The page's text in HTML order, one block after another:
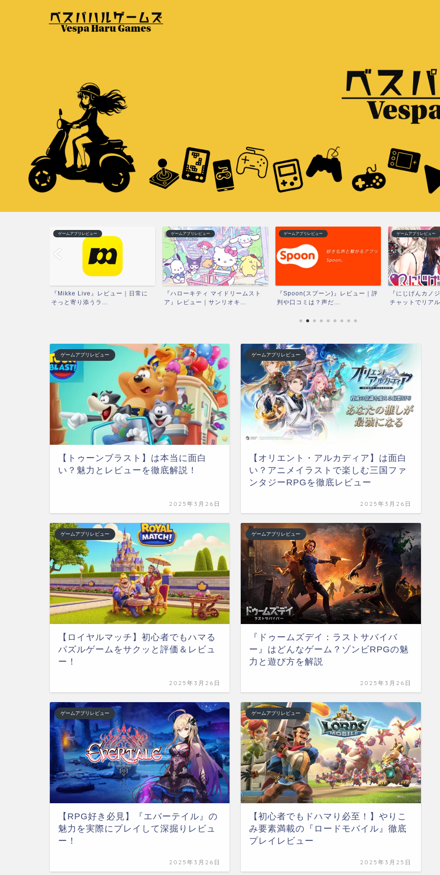
ゲームアプリレビュー
『Mikke Live』レビュー｜日常に
そっと寄り添うラ...
ゲームアプリレビュー
『ハローキティ マイドリームスト
ア』レビュー｜サンリオキ...
ゲームアプリレビュー
『Spoon(スプーン)』レビュー｜評
判や口コミは？声だ...
ゲームアプリレビュー
『にじげんカノ
チャットでリア
ゲームアプリレビュー
【トゥーンブラスト】は本当に面白
い？魅力とレビューを徹底解説！
2025年3月26日
ゲームアプリレビュー
【オリエント・アルカディア】は面白
い？アニメイラストで楽しむ三国ファ
ンタジーRPGを徹底レビュー
2025年3月26日
ゲームアプリレビュー
【ロイヤルマッチ】初心者でもハマる
パズルゲームをサクッと評価＆レビュ
ー！
2025年3月26日
ゲームアプリレビュー
『ドゥームズデイ：ラストサバイバ
ー』はどんなゲーム？ゾンビRPGの魅
力と遊び方を解説
2025年3月26日
ゲームアプリレビュー
【RPG好き必見】『エバーテイル』の
魅力を実際にプレイして深掘りレビュ
ー！
2025年3月26日
ゲームアプリレビュー
【初心者でもドハマり必至！】やりこ
み要素満載の『ロードモバイル』徹底
プレイレビュー
2025年3月25日